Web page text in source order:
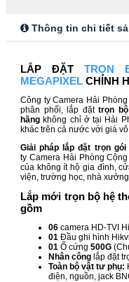
Thông tin chi tiết
LẮP ĐẶT TRỌN
MEGAPIXELCHÍNH
Công ty Camera Hải
phân phối, lắp đặttrọn
hãngkhông chỉ ở tại Hải
khác trên cả nước với giá
Giải pháp lắp đặt trọn
ty Camera Hải Phòng
của không ít hộ gia đình,
viện, trường học, nhà
Lắp mới trọn bộ hệ
gồm
06 camera HD-TVI
01Đầu ghi hình
01Ổ cứng 500G
Nhân cônglắp đặt
Toàn bộ vật tư phụ:
điện, nguồn, jack